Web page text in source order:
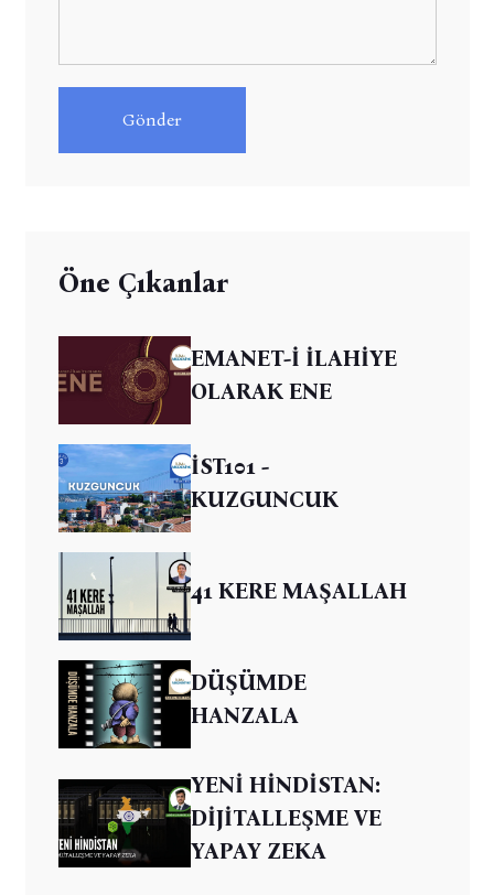
Gönder
Öne Çıkanlar
EMANET-İ İLAHİYE
OLARAK ENE
İST101 -
KUZGUNCUK
41 KERE MAŞALLAH
DÜŞÜMDE
HANZALA
YENİ HİNDİSTAN:
DİJİTALLEŞME VE
YAPAY ZEKA